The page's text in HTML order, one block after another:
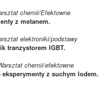
chemii/Efektowne
z metanem.
elektroniki/podstawy
tranzystorem IGBT.
chemii/efektowne
eksperymenty z suchym lodem.